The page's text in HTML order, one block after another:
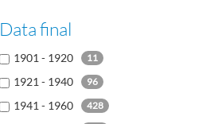
Data final
1901 - 1920 11
1921 - 1940 96
1941 - 1960 428